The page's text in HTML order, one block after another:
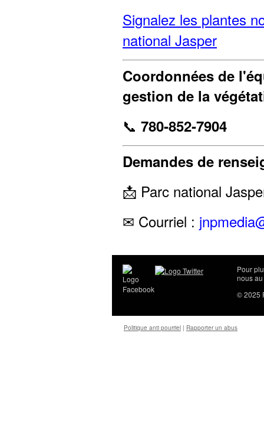
Signalez les plantes
national Jasper
Coordonnées de
gestion de la
📞 780‑852‑7904
Demandes de
📩 Parc national
✉ Courriel :
Pour
nous
© 2025
Politique anti pourriel | Rapporter un abus